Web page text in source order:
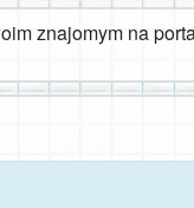
znajomym na